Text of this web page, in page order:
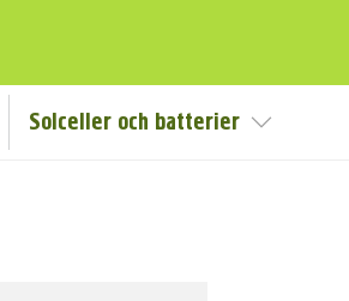
Göm undermeny
Solceller och batterier Visa/Göm